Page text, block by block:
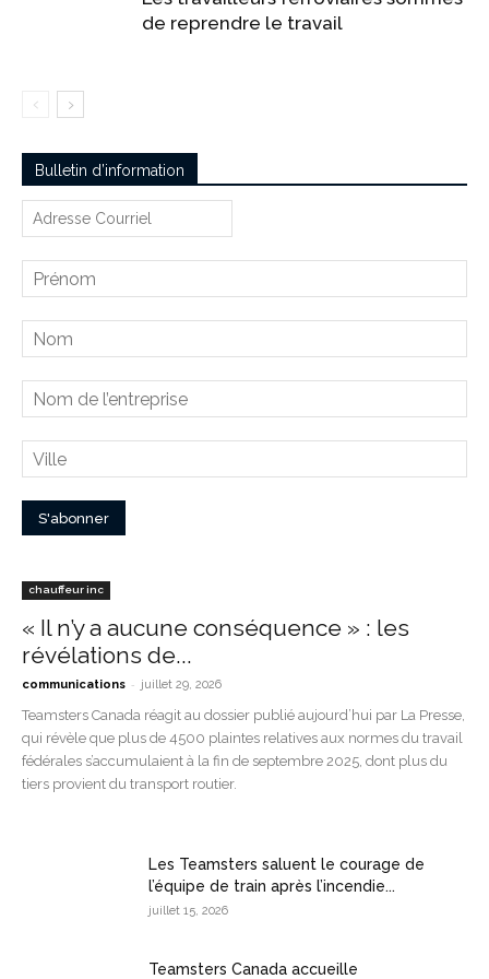
de reprendre le travail
Bulletin d’information
chauffeur inc
« Il n’y a aucune conséquence » : les
révélations de...
communications - juillet 29, 2026
Teamsters Canada réagit au dossier publié aujourd’hui par La Presse,
qui révèle que plus de 4500 plaintes relatives aux normes du travail
fédérales s’accumulaient à la fin de septembre 2025, dont plus du
tiers provient du transport routier.
Les Teamsters saluent le courage de
l’équipe de train après l’incendie...
juillet 15, 2026
Teamsters Canada accueille